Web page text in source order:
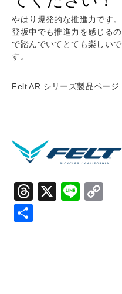
やはり爆発的な推進力です。
登坂中でも推進力を感じるの
で踏んでいてとても楽しいで
す。
Felt AR シリーズ製品ページ
T
X
Li
有